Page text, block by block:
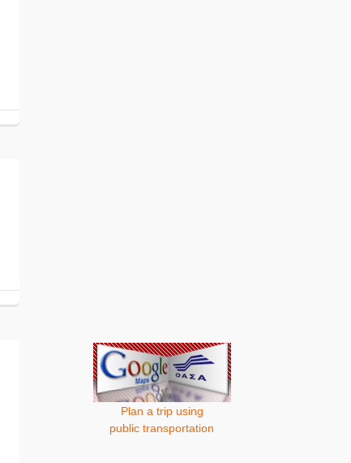
Plan a trip using
public transportation